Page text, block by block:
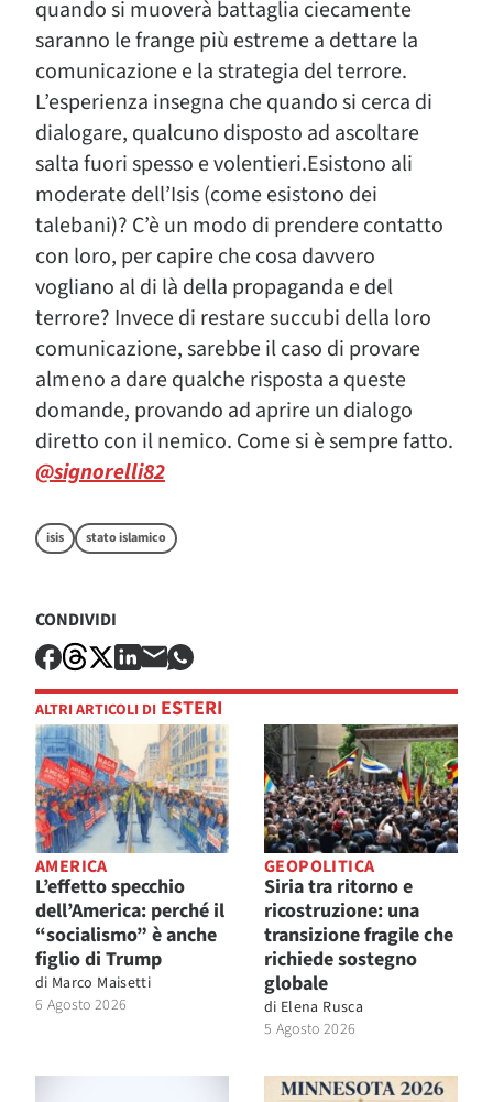
quando si muoverà battaglia ciecamente
saranno le frange più estreme a dettare la
comunicazione e la strategia del terrore.
L’esperienza insegna che quando si cerca di
dialogare, qualcuno disposto ad ascoltare
salta fuori spesso e volentieri.Esistono ali
moderate dell’Isis (come esistono dei
talebani)? C’è un modo di prendere contatto
con loro, per capire che cosa davvero
vogliano al di là della propaganda e del
terrore? Invece di restare succubi della loro
comunicazione, sarebbe il caso di provare
almeno a dare qualche risposta a queste
domande, provando ad aprire un dialogo
diretto con il nemico. Come si è sempre fatto.
@signorelli82
isis stato islamico
CONDIVIDI
ALTRI ARTICOLI DI ESTERI
AMERICA
L’effetto specchio
dell’America: perché il
“socialismo” è anche
figlio di Trump
di Marco Maisetti
6 Agosto 2026
GEOPOLITICA
Siria tra ritorno e
ricostruzione: una
transizione fragile che
richiede sostegno
globale
di Elena Rusca
5 Agosto 2026